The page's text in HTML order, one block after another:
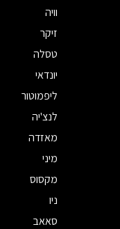
וויה
זיקר
טסלה
יונדאי
ליפמוטור
לנצ'יה
מאזדה
מיני
מקסוס
ניו
סאאב